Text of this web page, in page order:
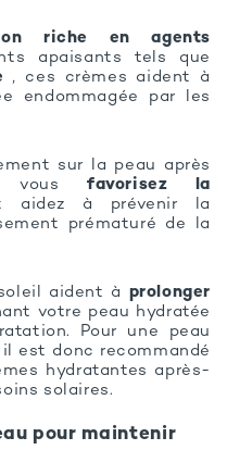
riche en agents
apaisants tels que
, ces crèmes aident à
endommagée par les
sur la peau après
vous favorisez la
aidez à prévenir la
prématuré de la
aident à prolonger
votre peau hydratée
Pour une peau
est donc recommandé
hydratantes après-
solaires.
pour maintenir